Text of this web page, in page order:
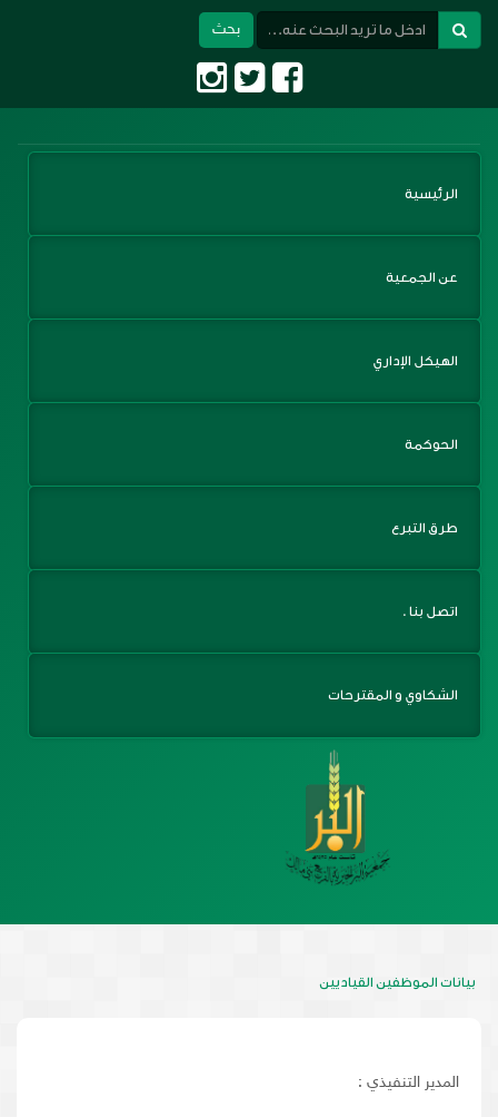
بحث
الرئيسية
عن الجمعية
الهيكل الإداري
الحوكمة
طرق التبرع
اتصل بنا .
الشكاوي و المقترحات
بيانات الموظفين القياديين
المدير التنفيذي :